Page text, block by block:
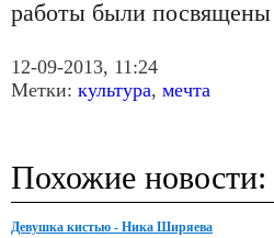
работы были посвящены
12-09-2013, 11:24
Метки: культура, мечта
Похожие новости:
Девушка кистью - Ника Ширяева